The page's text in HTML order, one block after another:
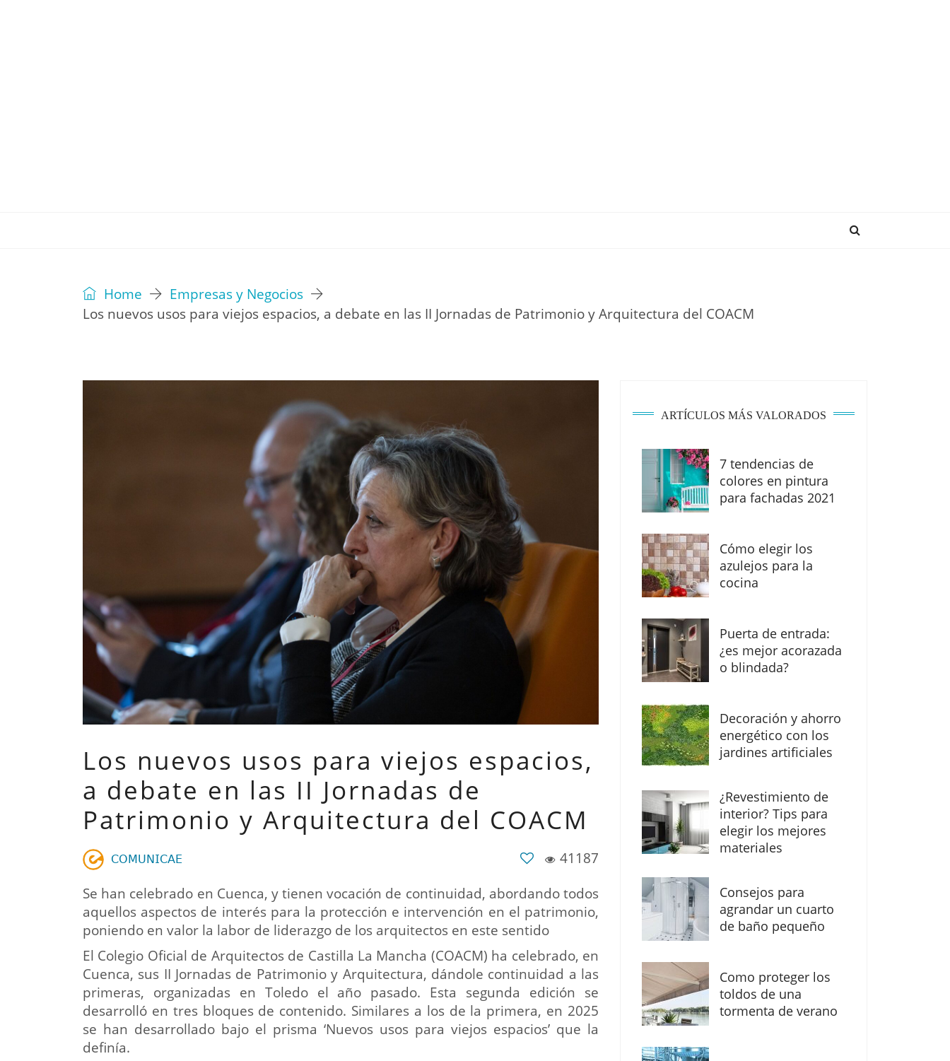
Home
Empresas y Negocios
Los nuevos usos para viejos espacios, a debate en las II Jornadas de Patrimonio y Arquitectura del COACM
Los nuevos usos para viejos espacios,
a debate en las II Jornadas de
Patrimonio y Arquitectura del COACM
𝖢𝖮𝖬𝖴𝖭𝖨𝖢𝖠𝖤
41187
Se han celebrado en Cuenca, y tienen vocación de continuidad, abordando todos
aquellos aspectos de interés para la protección e intervención en el patrimonio,
poniendo en valor la labor de liderazgo de los arquitectos en este sentido
El Colegio Oficial de Arquitectos de Castilla La Mancha (COACM) ha celebrado, en
Cuenca, sus II Jornadas de Patrimonio y Arquitectura, dándole continuidad a las
primeras, organizadas en Toledo el año pasado. Esta segunda edición se
desarrolló en tres bloques de contenido. Similares a los de la primera, en 2025
se han desarrollado bajo el prisma ‘Nuevos usos para viejos espacios’ que la
definía.
ARTÍCULOS MÁS VALORADOS
7 tendencias de
colores en pintura
para fachadas 2021
Cómo elegir los
azulejos para la
cocina
Puerta de entrada:
¿es mejor acorazada
o blindada?
Decoración y ahorro
energético con los
jardines artificiales
¿Revestimiento de
interior? Tips para
elegir los mejores
materiales
Consejos para
agrandar un cuarto
de baño pequeño
Como proteger los
toldos de una
tormenta de verano